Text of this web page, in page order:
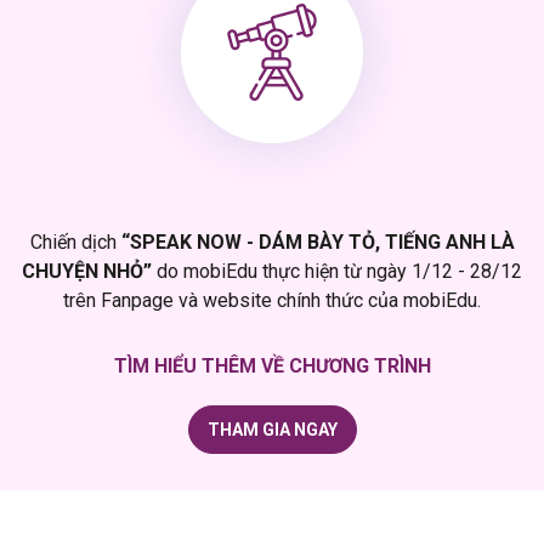
Chiến dịch “SPEAK NOW - DÁM BÀY TỎ, TIẾNG ANH LÀ
CHUYỆN NHỎ” do mobiEdu thực hiện từ ngày 1/12 - 28/12
trên Fanpage và website chính thức của mobiEdu.
TÌM HIỂU THÊM VỀ CHƯƠNG TRÌNH
THAM GIA NGAY